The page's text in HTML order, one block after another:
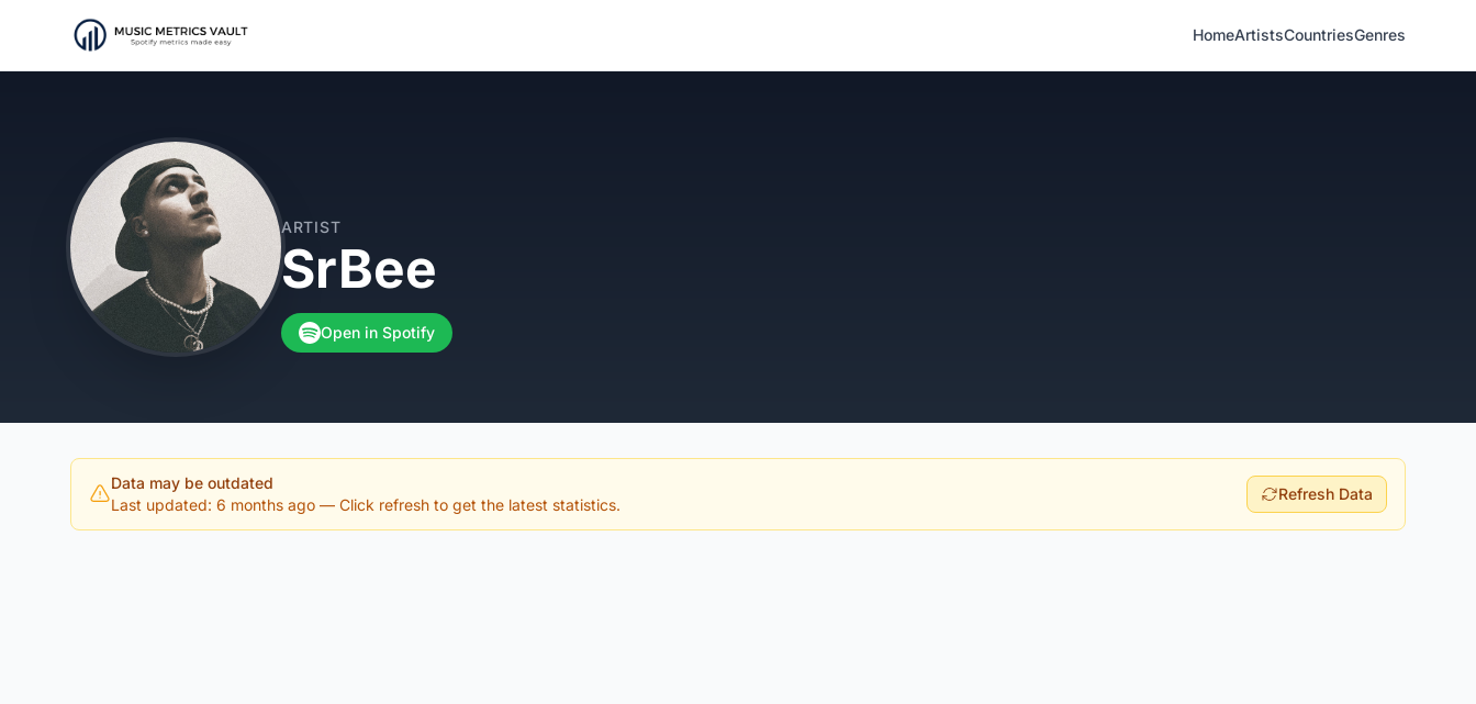
HomeArtistsCountriesGenres
ARTIST
SrBee
Open in Spotify
Data may be outdated
Last updated: 6 months ago — Click refresh to get the latest statistics.
Refresh Data